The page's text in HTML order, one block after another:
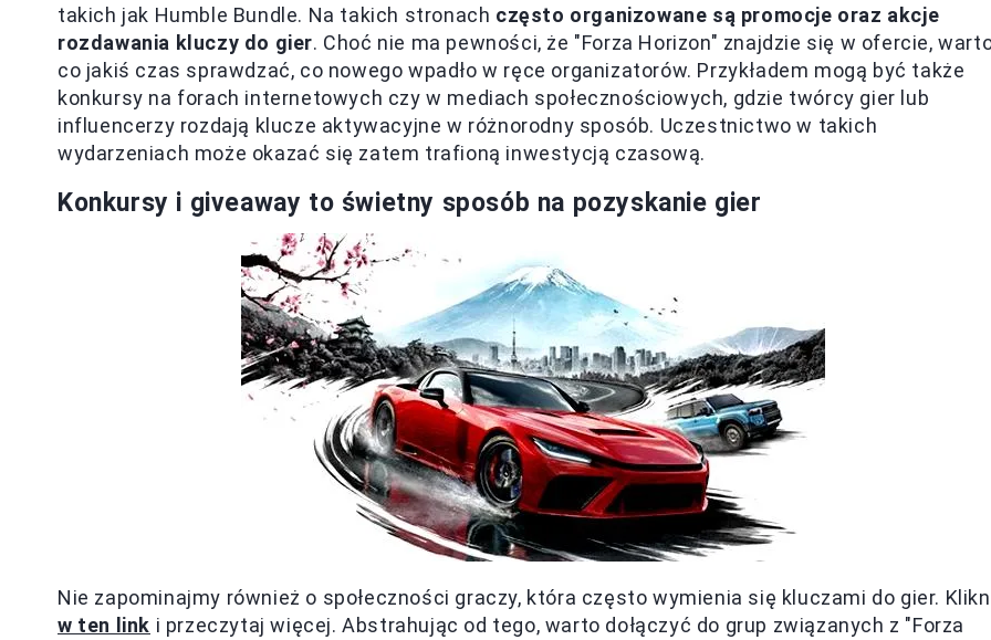
takich jak Humble Bundle. Na takich stronach często organizowane są promocje oraz akcje
rozdawania kluczy do gier. Choć nie ma pewności, że "Forza Horizon" znajdzie się w ofercie,
co jakiś czas sprawdzać, co nowego wpadło w ręce organizatorów. Przykładem mogą być także
konkursy na forach internetowych czy w mediach społecznościowych, gdzie twórcy gier lub
influencerzy rozdają klucze aktywacyjne w różnorodny sposób. Uczestnictwo w takich
wydarzeniach może okazać się zatem trafioną inwestycją czasową.
Konkursy i giveaway to świetny sposób na pozyskanie gier
Nie zapominajmy również o społeczności graczy, która często wymienia się kluczami do gier.
w ten link i przeczytaj więcej. Abstrahując od tego, warto dołączyć do grup związanych z "Forza